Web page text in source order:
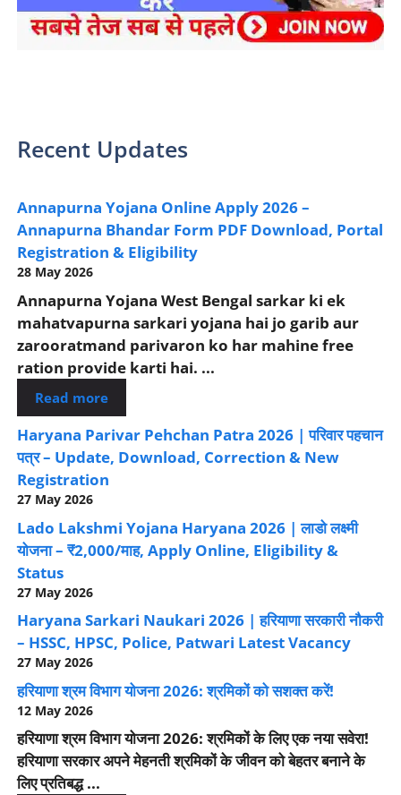
Recent Updates
Annapurna Yojana Online Apply 2026 –
Annapurna Bhandar Form PDF Download, Portal
Registration & Eligibility
28 May 2026
Annapurna Yojana West Bengal sarkar ki ek
mahatvapurna sarkari yojana hai jo garib aur
zarooratmand parivaron ko har mahine free
ration provide karti hai. ...
Read more
Haryana Parivar Pehchan Patra 2026 | परिवार पहचान
पत्र – Update, Download, Correction & New
Registration
27 May 2026
Lado Lakshmi Yojana Haryana 2026 | लाडो लक्ष्मी
योजना – ₹2,000/माह, Apply Online, Eligibility &
Status
27 May 2026
Haryana Sarkari Naukari 2026 | हरियाणा सरकारी नौकरी
– HSSC, HPSC, Police, Patwari Latest Vacancy
27 May 2026
हरियाणा श्रम विभाग योजना 2026: श्रमिकों को सशक्त करें!
12 May 2026
हरियाणा श्रम विभाग योजना 2026: श्रमिकों के लिए एक नया सवेरा!
हरियाणा सरकार अपने मेहनती श्रमिकों के जीवन को बेहतर बनाने के
लिए प्रतिबद्ध ...